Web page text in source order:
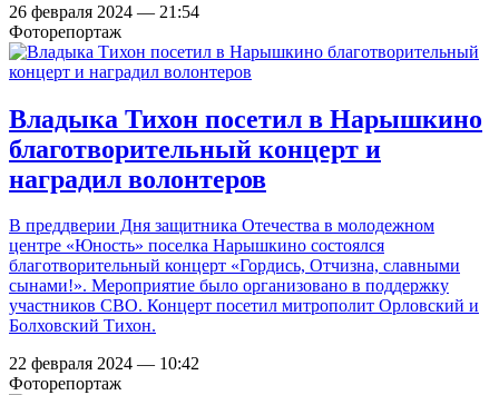
26 февраля 2024 — 21:54
Фоторепортаж
Владыка Тихон посетил в Нарышкино
благотворительный концерт и
наградил волонтеров
В преддверии Дня защитника Отечества в молодежном
центре «Юность» поселка Нарышкино состоялся
благотворительный концерт «Гордись, Отчизна, славными
сынами!». Мероприятие было организовано в поддержку
участников СВО. Концерт посетил митрополит Орловский и
Болховский Тихон.
22 февраля 2024 — 10:42
Фоторепортаж